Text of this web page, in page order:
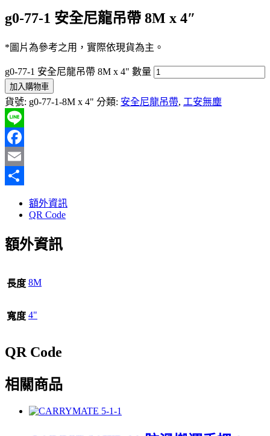
g0-77-1 安全尼龍吊帶 8M x 4″
*圖片為參考之用，實際依現貨為主。
g0-77-1 安全尼龍吊帶 8M x 4" 數量
加入購物車
貨號: g0-77-1-8M x 4" 分類: 安全尼龍吊帶, 工安無塵
Line
Facebook
Email
額外資訊
QR Code
額外資訊
長度 8M
寬度 4"
QR Code
相關商品